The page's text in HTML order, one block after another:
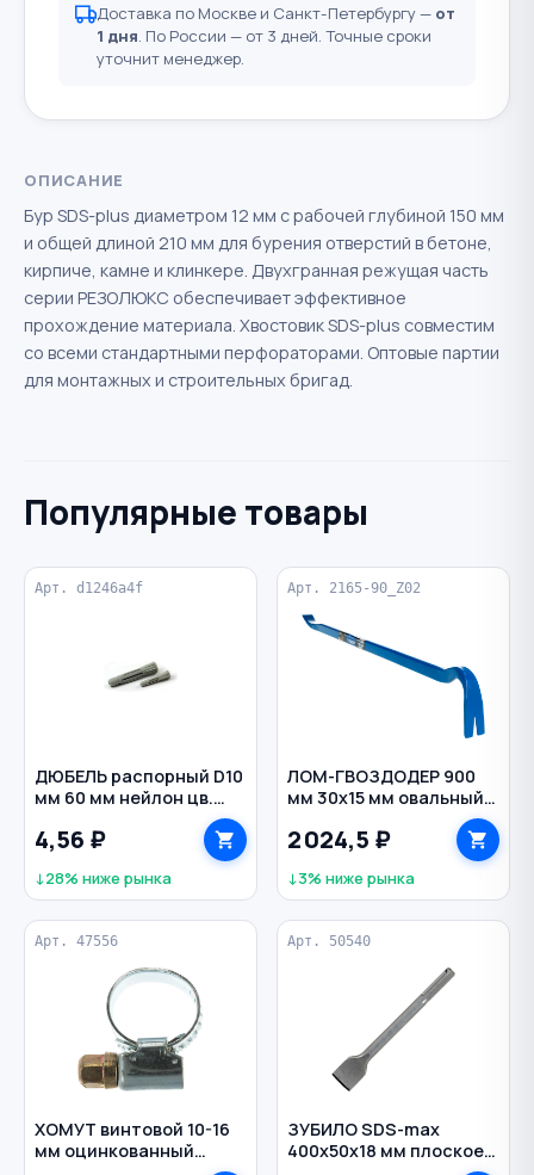
Доставка по Москве и Санкт-Петербургу — от
1 дня. По России — от 3 дней. Точные сроки
уточнит менеджер.
ОПИСАНИЕ
Бур SDS-plus диаметром 12 мм с рабочей глубиной 150 мм
и общей длиной 210 мм для бурения отверстий в бетоне,
кирпиче, камне и клинкере. Двухгранная режущая часть
серии РЕЗОЛЮКС обеспечивает эффективное
прохождение материала. Хвостовик SDS-plus совместим
со всеми стандартными перфораторами. Оптовые партии
для монтажных и строительных бригад.
Популярные товары
Арт. d1246a4f
ДЮБЕЛЬ распорный D10
мм 60 мм нейлон цв.
4,56 ₽
↓28% ниже рынка
Арт. 2165-90_Z02
ЛОМ-ГВОЗДОДЕР 900
мм 30х15 мм овальный
усиленный кованый
Титан ЗУБР
2 024,5 ₽
↓3% ниже рынка
Арт. 47556
ХОМУТ винтовой 10-16
мм оцинкованный
Арт. 50540
ЗУБИЛО SDS-max
400х50х18 мм плоское